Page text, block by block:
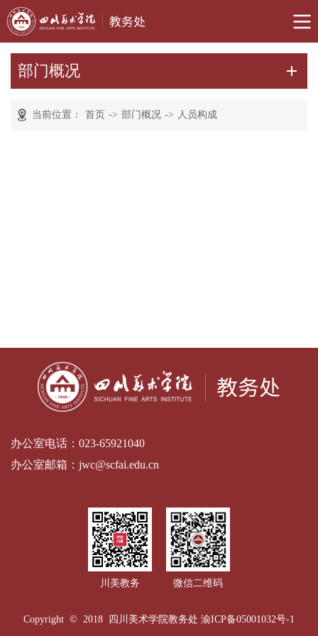
部门概况
当前位置： 首页 -> 部门概况 -> 人员构成
办公室电话： 023-65921040
办公室邮箱： jwc@scfai.edu.cn
川美教务 微信二维码
Copyright © 2018 四川美术学院教务处 渝ICP备05001032号-1